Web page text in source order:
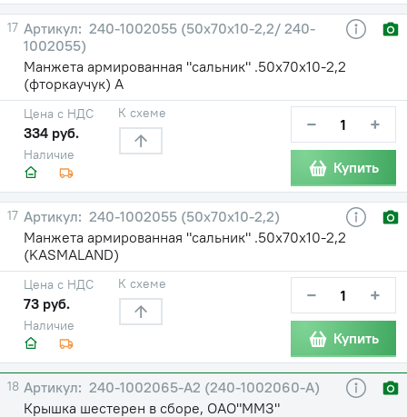
17
240-1002055 (50х70х10-2,2/ 240-
1002055)
Манжета армированная "сальник" .50х70х10-2,2
(фторкаучук) А
Наличие
Цена с НДС
334 руб.
К схеме − +
Купить
17
240-1002055 (50х70х10-2,2)
Манжета армированная "сальник" .50х70х10-2,2
(KASMALAND)
Наличие
Цена с НДС
73 руб.
К схеме − +
Купить
18
240-1002065-А2 (240-1002060-А)
Крышка шестерен в сборе, ОАО"ММЗ"